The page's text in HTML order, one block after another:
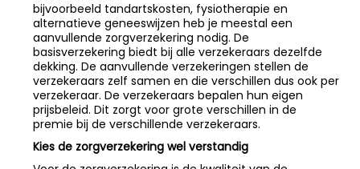
bijvoorbeeld tandartskosten, fysiotherapie en
alternatieve geneeswijzen heb je meestal een
aanvullende zorgverzekering nodig. De
basisverzekering biedt bij alle verzekeraars dezelfde
dekking. De aanvullende verzekeringen stellen de
verzekeraars zelf samen en die verschillen dus ook per
verzekeraar. De verzekeraars bepalen hun eigen
prijsbeleid. Dit zorgt voor grote verschillen in de
premie bij de verschillende verzekeraars.
Kies de zorgverzekering wel verstandig